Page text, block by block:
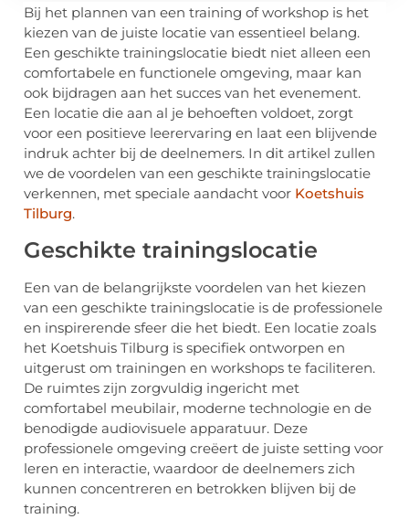
Bij het plannen van een training of workshop is het
kiezen van de juiste locatie van essentieel belang.
Een geschikte trainingslocatie biedt niet alleen een
comfortabele en functionele omgeving, maar kan
ook bijdragen aan het succes van het evenement.
Een locatie die aan al je behoeften voldoet, zorgt
voor een positieve leerervaring en laat een blijvende
indruk achter bij de deelnemers. In dit artikel zullen
we de voordelen van een geschikte trainingslocatie
verkennen, met speciale aandacht voor Koetshuis
Tilburg.
Geschikte trainingslocatie
Een van de belangrijkste voordelen van het kiezen
van een geschikte trainingslocatie is de professionele
en inspirerende sfeer die het biedt. Een locatie zoals
het Koetshuis Tilburg is specifiek ontworpen en
uitgerust om trainingen en workshops te faciliteren.
De ruimtes zijn zorgvuldig ingericht met
comfortabel meubilair, moderne technologie en de
benodigde audiovisuele apparatuur. Deze
professionele omgeving creëert de juiste setting voor
leren en interactie, waardoor de deelnemers zich
kunnen concentreren en betrokken blijven bij de
training.